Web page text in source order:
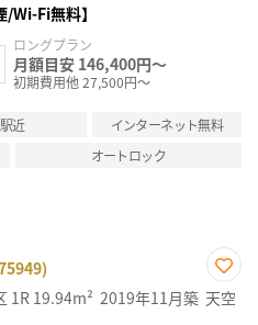
/Wi-Fi無料】
ロングプラン
月額目安 146,400円～
初期費用他 27,500円～
駅近
インターネット無料
オートロック
お気
に入
1R 19.94m² 2019年11月築 天空